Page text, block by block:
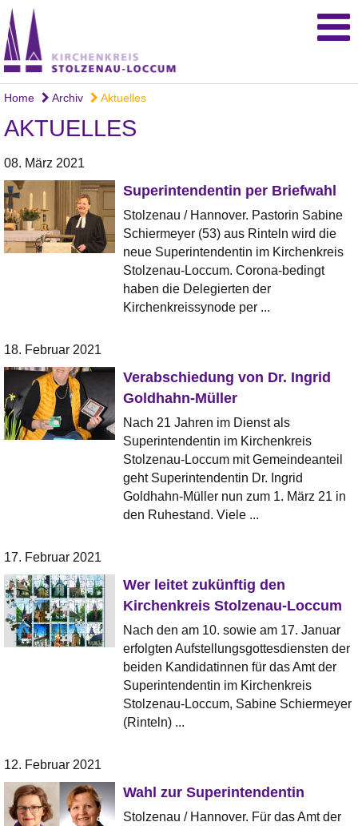
Home Archiv Aktuelles
AKTUELLES
08. März 2021
Superintendentin per Briefwahl
Stolzenau / Hannover. Pastorin Sabine
Schiermeyer (53) aus Rinteln wird die
neue Superintendentin im Kirchenkreis
Stolzenau-Loccum. Corona-bedingt
haben die Delegierten der
Kirchenkreissynode per ...
18. Februar 2021
Verabschiedung von Dr. Ingrid
Goldhahn-Müller
Nach 21 Jahren im Dienst als
Superintendentin im Kirchenkreis
Stolzenau-Loccum mit Gemeindeanteil
geht Superintendentin Dr. Ingrid
Goldhahn-Müller nun zum 1. März 21 in
den Ruhestand. Viele ...
17. Februar 2021
Wer leitet zukünftig den
Kirchenkreis Stolzenau-Loccum
Nach den am 10. sowie am 17. Januar
erfolgten Aufstellungsgottesdiensten der
beiden Kandidatinnen für das Amt der
Superintendentin im Kirchenkreis
Stolzenau-Loccum, Sabine Schiermeyer
(Rinteln) ...
12. Februar 2021
Wahl zur Superintendentin
Stolzenau / Hannover. Für das Amt der